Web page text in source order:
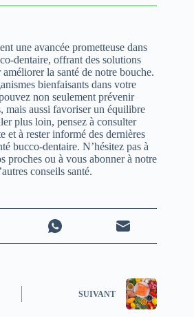
une avancée prometteuse dans
dentaire, offrant des solutions
la santé de notre bouche.
bienfaisants dans votre
non seulement prévenir
mais aussi favoriser un équilibre
plus loin, pensez à consulter
et à rester informé des dernières
bucco-dentaire. N’hésitez pas à
proches ou à vous abonner à notre
conseils santé.
SUIVANT